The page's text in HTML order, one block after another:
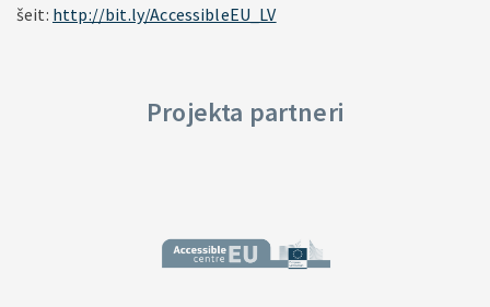
šeit: http://bit.ly/AccessibleEU_LV
Projekta partneri